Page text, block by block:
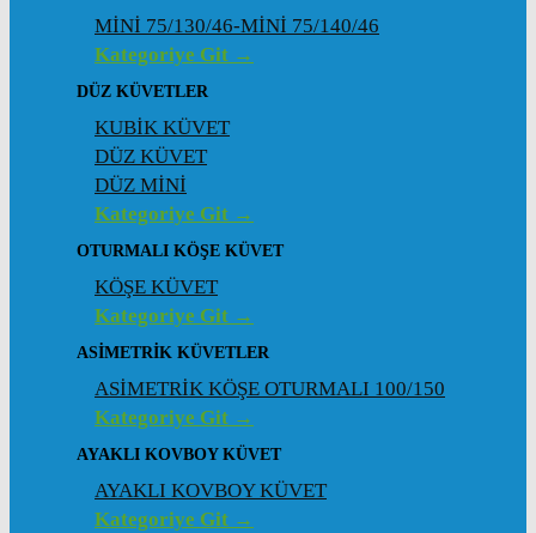
MİNİ 75/130/46-MİNİ 75/140/46
Kategoriye Git →
DÜZ KÜVETLER
KUBİK KÜVET
DÜZ KÜVET
DÜZ MİNİ
Kategoriye Git →
OTURMALI KÖŞE KÜVET
KÖŞE KÜVET
Kategoriye Git →
ASIMETRIK KÜVETLER
ASİMETRİK KÖŞE OTURMALI 100/150
Kategoriye Git →
AYAKLI KOVBOY KÜVET
AYAKLI KOVBOY KÜVET
Kategoriye Git →